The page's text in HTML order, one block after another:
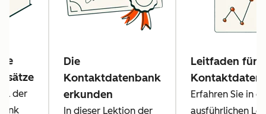
der
Die
Kontaktdatenbank
erkunden
In dieser Lektion der
Leitfaden für
Erfahren Sie in
ausführlichen